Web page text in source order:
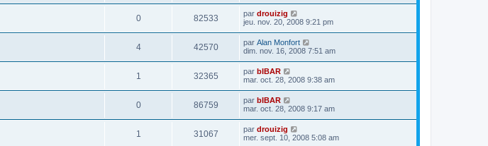
0 82533 par drouizig
jeu. nov. 20, 2008 9:21 pm
4 42570 par Alan Monfort
dim. nov. 16, 2008 7:51 am
1 32365 par bIBAR
mar. oct. 28, 2008 9:38 am
0 86759 par bIBAR
mar. oct. 28, 2008 9:17 am
1 31067 par drouizig
mer. sept. 10, 2008 5:08 am